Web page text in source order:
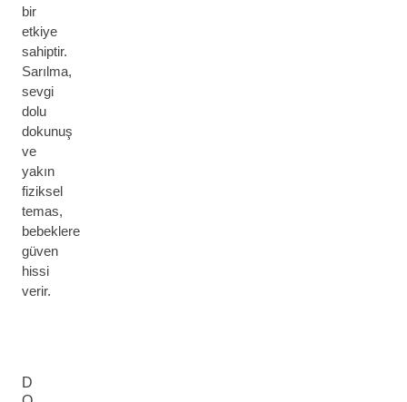
bir
etkiye
sahiptir.
Sarılma,
sevgi
dolu
dokunuş
ve
yakın
fiziksel
temas,
bebeklere
güven
hissi
verir.
D